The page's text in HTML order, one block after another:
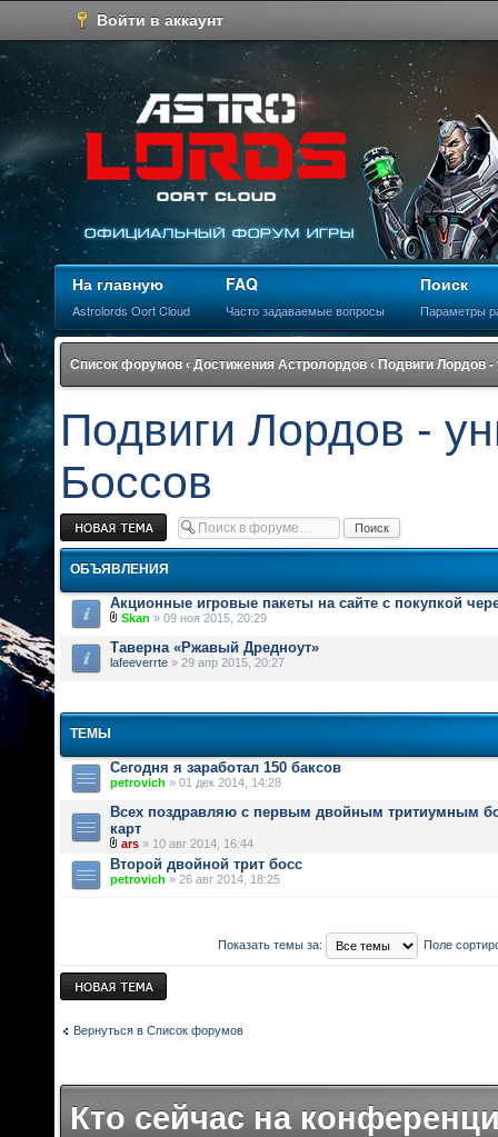
Войти в аккаунт
На главную
Astrolords Oort Cloud
FAQ
Часто задаваемые вопросы
Поиск
Параметры
Список форумов ‹ Достижения Астролордов ‹ Подвиги Лордов
Подвиги Лордов -
Боссов
Новая тема
ОБЪЯВЛЕНИЯ
Акционные игровые пакеты на сайте с покупкой
Skan » 09 ноя 2015, 20:29
Таверна «Ржавый Дредноут»
lafeeverrte » 29 апр 2015, 20:27
ТЕМЫ
Cегодня я заработал 150 баксов
petrovich » 01 дек 2014, 14:28
Всех поздравляю с первым двойным тритиумным
карт
ars » 10 авг 2014, 16:44
Второй двойной трит босс
petrovich » 26 авг 2014, 18:25
Показать темы за: Поле
Новая тема
Вернуться в Список форумов
Кто сейчас на